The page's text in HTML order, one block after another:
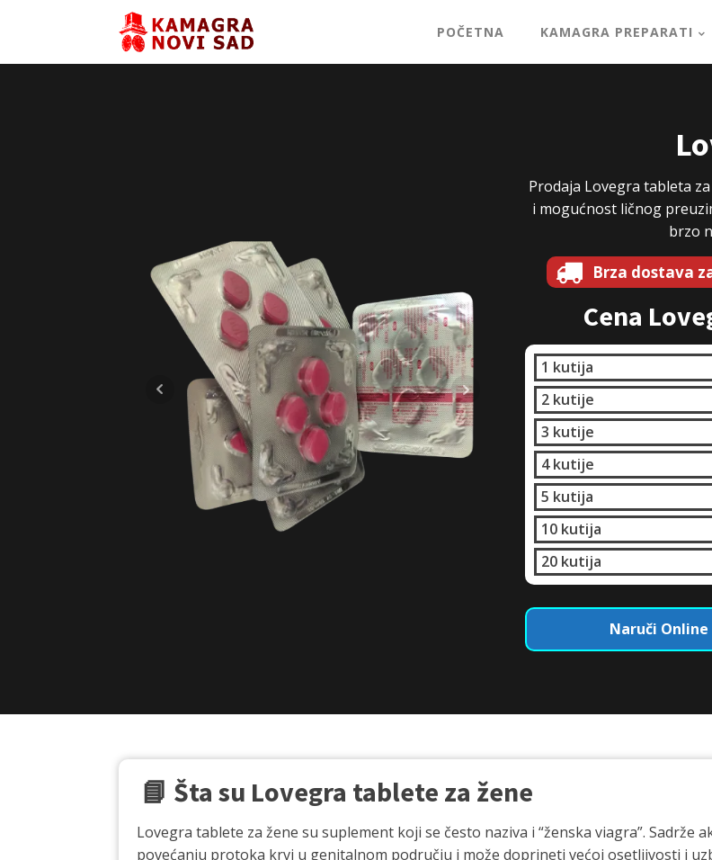
POČETNA KAMAGRA PREPARATI
Prodaja Lovegra tableta
i mogućnost ličnog
brzo
Brza dostava
Cena
1 kutija
2 kutije
3 kutije
4 kutije
5 kutija
10 kutija
20 kutija
Naruči Online
📘 Šta su Lovegra tablete za žene
Lovegra tablete za žene su suplement koji se često naziva i “ženska viagra”. Sadrže
povećanju protoka krvi u genitalnom području i može doprineti većoj osetljivosti i